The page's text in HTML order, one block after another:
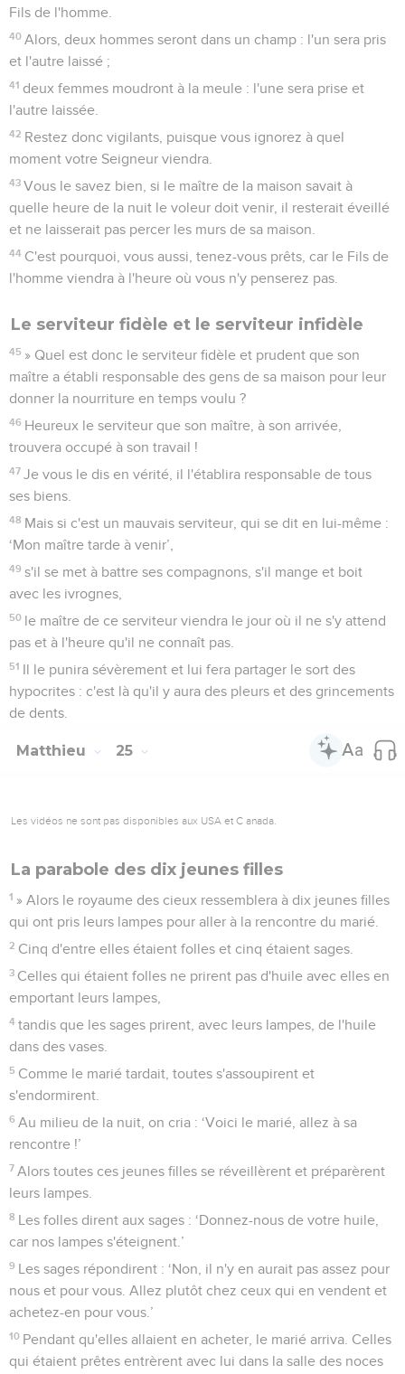
Fils de l'homme.
40 Alors, deux hommes seront dans un champ : l'un sera pris
et l'autre laissé ;
41 deux femmes moudront à la meule : l'une sera prise et
l'autre laissée.
42 Restez donc vigilants, puisque vous ignorez à quel
moment votre Seigneur viendra.
43 Vous le savez bien, si le maître de la maison savait à
quelle heure de la nuit le voleur doit venir, il resterait éveillé
et ne laisserait pas percer les murs de sa maison.
44 C'est pourquoi, vous aussi, tenez-vous prêts, car le Fils de
l'homme viendra à l'heure où vous n'y penserez pas.
Le serviteur fidèle et le serviteur infidèle
45 » Quel est donc le serviteur fidèle et prudent que son
maître a établi responsable des gens de sa maison pour leur
donner la nourriture en temps voulu ?
46 Heureux le serviteur que son maître, à son arrivée,
trouvera occupé à son travail !
47 Je vous le dis en vérité, il l'établira responsable de tous
ses biens.
48 Mais si c'est un mauvais serviteur, qui se dit en lui-même :
‘Mon maître tarde à venir’,
49 s'il se met à battre ses compagnons, s'il mange et boit
avec les ivrognes,
50 le maître de ce serviteur viendra le jour où il ne s'y attend
pas et à l'heure qu'il ne connaît pas.
51 Il le punira sévèrement et lui fera partager le sort des
hypocrites : c'est là qu'il y aura des pleurs et des grincements
de dents.
Matthieu 25
Les vidéos ne sont pas disponibles aux USA et C anada.
La parabole des dix jeunes filles
1 » Alors le royaume des cieux ressemblera à dix jeunes filles
qui ont pris leurs lampes pour aller à la rencontre du marié.
2 Cinq d'entre elles étaient folles et cinq étaient sages.
3 Celles qui étaient folles ne prirent pas d'huile avec elles en
emportant leurs lampes,
4 tandis que les sages prirent, avec leurs lampes, de l'huile
dans des vases.
5 Comme le marié tardait, toutes s'assoupirent et
s'endormirent.
6 Au milieu de la nuit, on cria : ‘Voici le marié, allez à sa
rencontre !’
7 Alors toutes ces jeunes filles se réveillèrent et préparèrent
leurs lampes.
8 Les folles dirent aux sages : ‘Donnez-nous de votre huile,
car nos lampes s'éteignent.’
9 Les sages répondirent : ‘Non, il n'y en aurait pas assez pour
nous et pour vous. Allez plutôt chez ceux qui en vendent et
achetez-en pour vous.’
10 Pendant qu'elles allaient en acheter, le marié arriva. Celles
qui étaient prêtes entrèrent avec lui dans la salle des noces